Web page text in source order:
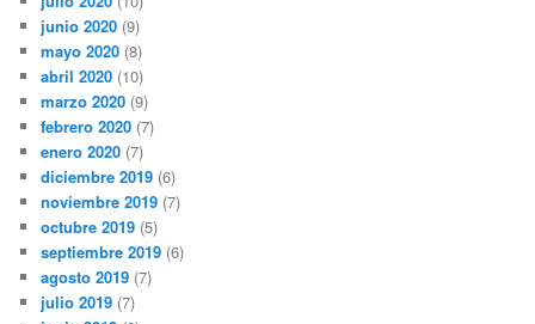
junio 2020 (9)
mayo 2020 (8)
abril 2020 (10)
marzo 2020 (9)
febrero 2020 (7)
enero 2020 (7)
diciembre 2019 (6)
noviembre 2019 (7)
octubre 2019 (5)
septiembre 2019 (6)
agosto 2019 (7)
julio 2019 (7)